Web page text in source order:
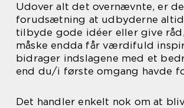
Udover alt det overnævnte, er
forudsætning at udbyderne
tilbyde gode idéer eller give
måske endda får værdifuld
bidrager indslagene med et
end du/i første omgang havde
Det handler enkelt nok om at